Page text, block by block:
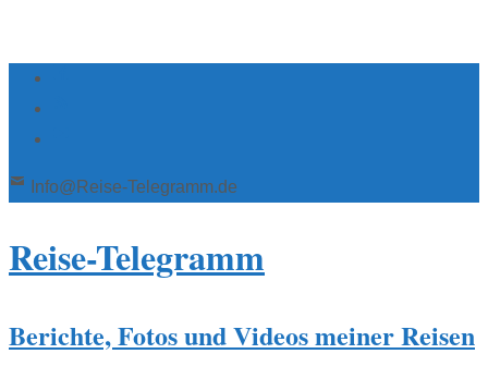
Info@Reise-Telegramm.de
Reise-Telegramm
Berichte, Fotos und Videos meiner Reisen